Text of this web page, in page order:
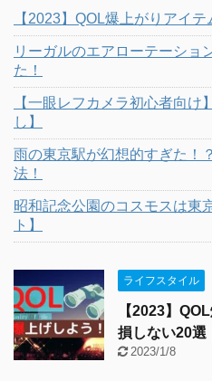
【2023】QOL爆上がりアイ
リーガルのエアローテーショ
た！
【一眼レフカメラ初心者向
し】
雨の東京駅が幻想的すぎた！
法！
昭和記念公園のコスモスは東
ト】
ライフスタイル
【2023】
損しない20選
2023/1/8